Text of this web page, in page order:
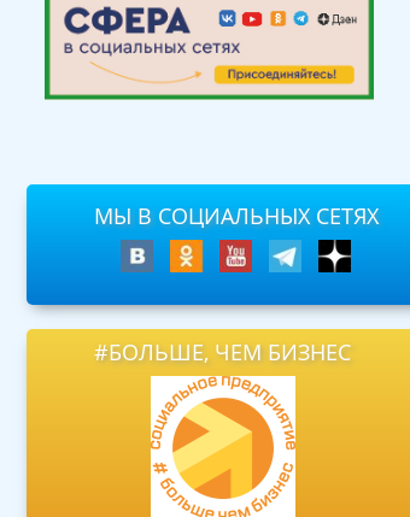
МЫ В СОЦИАЛЬНЫХ СЕТЯХ
#БОЛЬШЕ, ЧЕМ БИЗНЕС